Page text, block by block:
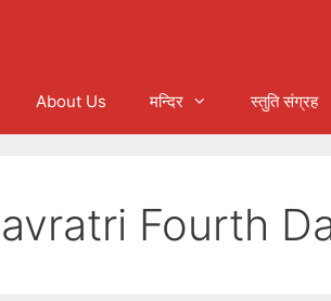
About Us मन्दिर स्तुति संग्रह
Fourth